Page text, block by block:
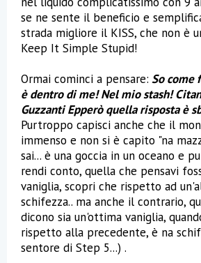
se ne sente il beneficio e
strada migliore il KISS, che non è
Keep It Simple Stupid!
Ormai cominci a pensare: So come
è dentro di me! Nel mio stash!
GuzzantiEpperò quella risposta è
Purtroppo capisci anche che il
immenso e non si è capito "na
sai... è una goccia in un oceano e
rendi conto, quella che pensavi
vaniglia, scopri che rispetto ad
schifezza.. ma anche il contrario,
dicono sia un'ottima vaniglia,
rispetto alla precedente, è na
sentore di Step 5...) .